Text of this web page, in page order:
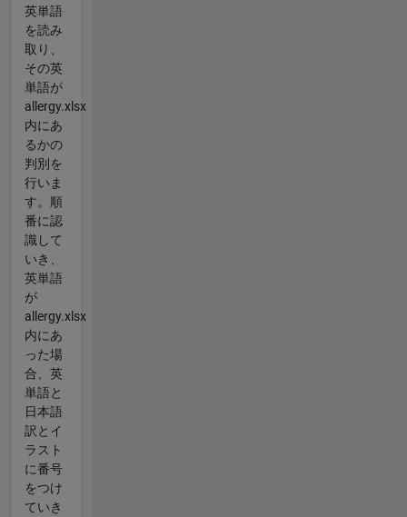
英単語
を読み
取り、
その英
単語が
allergy.xlsx
内にあ
るかの
判別を
行いま
す。順
番に認
識して
いき、
英単語
が
allergy.xlsx
内にあ
った場
合、英
単語と
日本語
訳とイ
ラスト
に番号
をつけ
ていき